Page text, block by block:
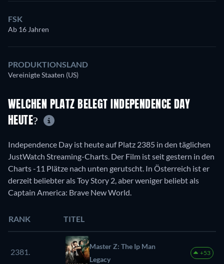
FSK
Ab 16 Jahren
PRODUKTIONSLAND
Vereinigte Staaten (US)
WELCHEN PLATZ BELEGT INDEPENDENCE DAY
HEUTE?
Independence Day ist heute auf Platz 2385 in den täglichen
JustWatch Streaming-Charts. Der Film ist seit gestern in den
Charts -11 Plätze nach unten gerutscht. In Österreich ist er
derzeit beliebter als Toy Story 2, aber weniger beliebt als
Captain America: Brave New World.
RANK TITEL
2381.
Master Z: The Ip Man
Legacy
+53